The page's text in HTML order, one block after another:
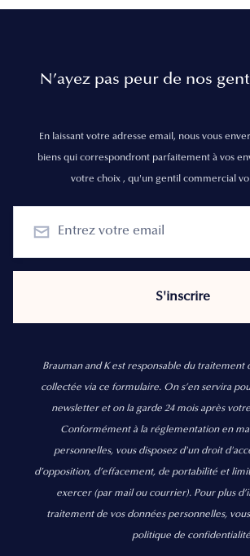
N’ayez pas peur de nos
En laissant votre adresse email, nous vous
biens qui correspondront parfaitement à vos
votre choix , qu'un gentil commercial
Brauman and K est responsable du traitement
collectée via ce formulaire. On s’en servira
newsletter et on la garde 24 mois après
Conformément à la réglementation en
personnelles, vous disposez d'un droit
d’opposition, d’effacement, de portabilité et
exercer (par mail ou courrier). Pour plus
traitement de vos données personnelles,
politique de